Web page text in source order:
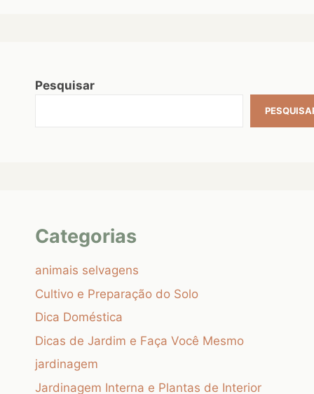
Pesquisar
Categorias
animais selvagens
Cultivo e Preparação do Solo
Dica Doméstica
Dicas de Jardim e Faça Você Mesmo
jardinagem
Jardinagem Interna e Plantas de Interior